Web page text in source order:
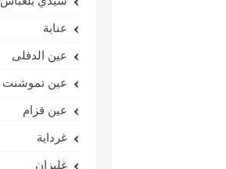
عنابة
عين الدفلى
عين تموشنت
عين قزام
غرداية
غليزان